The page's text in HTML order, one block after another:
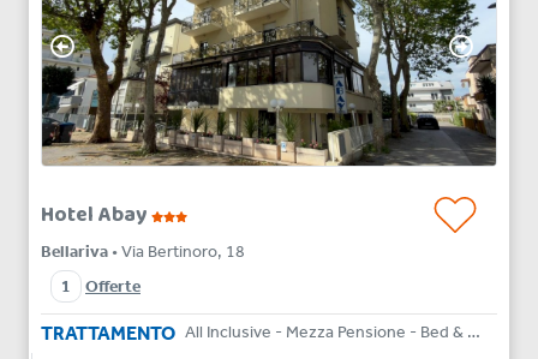
Hotel Abay
Bellariva • Via Bertinoro, 18
1
Offerte
TRATTAMENTO All Inclusive - Mezza Pensione - Bed & Breakfast